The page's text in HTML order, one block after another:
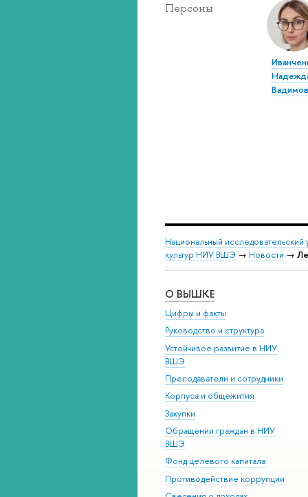
Персоны
Национальный
культур НИУ ВШЭ → Новости →
О ВЫШКЕ
Цифры и факты
Руководство и структура
Устойчивое развитие в НИУ
ВШЭ
Преподаватели и сотрудники
Корпуса и общежития
Закупки
Обращения граждан в НИУ
ВШЭ
Фонд целевого капитала
Противодействие коррупции